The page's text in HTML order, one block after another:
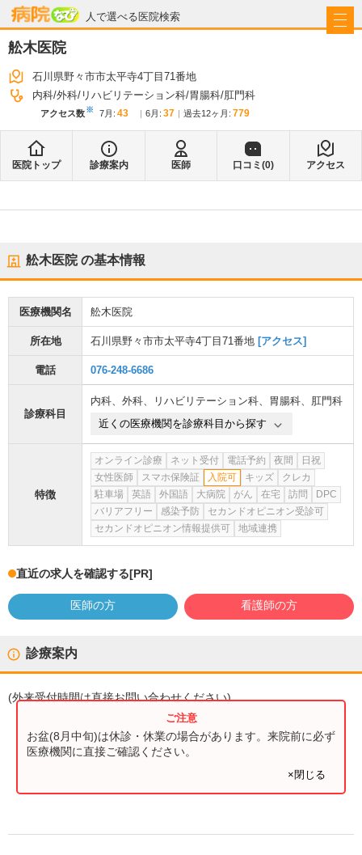
人で選べる医院検索
病院なび
舩木医院
石川県野々市市太平寺4丁目71番地
内科 外科 リハビリテーション科 胃腸科 肛門科
アクセス数※ 7月 : 43 6月 : 37 過去12ヶ月: 779
医院トップ 診療案内 医師 口コミ(0) アクセス
舩木医院の基本情報
医療機関名 舩木医院
所在地 石川県野々市市太平寺4丁目71番地 [アクセス]
電話 076-248-6686
診療科目
内科、 外科、 リハビリテーション科、 胃腸科、 肛門科
近くの医療機関を診療科目から探す
特徴
オンライン診療 ネット受付 電話予約 夜間
日祝
女性医師
スマホ保険証 入院可 キッズ
クレカ
駐車場
英語 外国語 大病院 がん 在宅 訪問
DPC
バリアフリー
感染予防
セカンドオピニオン受診可
セカンドオピニオン情報提供可
地域連携
直近の求人を確認する[PR]
医師の方 看護師の方
診療案内
(外来受付時間は直接お問い合わせください)
お盆(8月中旬)は休診・休業の場合があります。来院前に必ず
医療機関に直接ご確認ください。
×閉じる